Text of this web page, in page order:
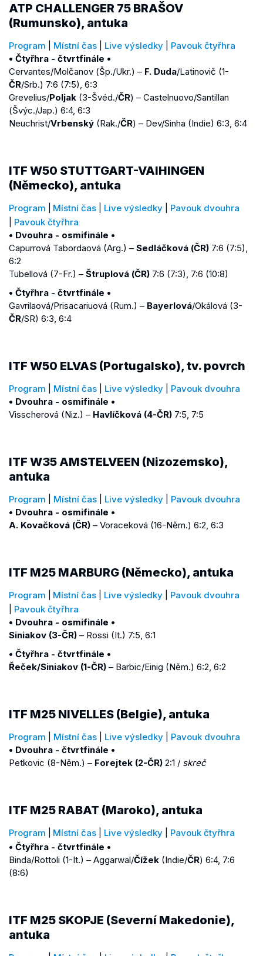
ATP CHALLENGER 75 BRAŠOV
(Rumunsko), antuka
Program Místní čas Live výsledky
Pavouk čtyřhra
• Čtyřhra - čtvrtfinále •
Cervantes/Molčanov (Šp./Ukr.) – F. Duda/Latinovič (1-
ČR/Srb.) 7:6 (7:5), 6:3
Grevelius/Poljak (3-Švéd./ČR) – Castelnuovo/Santillan
(Švýc./Jap.) 6:4, 6:3
Neuchrist/Vrbenský (Rak./ČR) – Dev/Sinha (Indie) 6:3, 6:4
ITF W50 STUTTGART-VAIHINGEN
(Německo), antuka
Program Místní čas Live výsledky
Pavouk dvouhra
Pavouk čtyřhra
• Dvouhra - osmifinále •
Capurrová Tabordaová (Arg.) – Sedláčková (ČR) 7:6 (7:5),
6:2
Tubellová (7-Fr.) – Štruplová (ČR) 7:6 (7:3), 7:6 (10:8)
• Čtyřhra - čtvrtfinále •
Gavrilaová/Prisacariuová (Rum.) – Bayerlová/Okálová (3-
ČR/SR) 6:3, 6:4
ITF W50 ELVAS (Portugalsko), tv. povrch
Program Místní čas Live výsledky
Pavouk dvouhra
• Dvouhra - osmifinále •
Visscherová (Niz.) – Havlíčková (4-ČR) 7:5, 7:5
ITF W35 AMSTELVEEN (Nizozemsko),
antuka
Program Místní čas Live výsledky
Pavouk dvouhra
• Dvouhra - osmifinále •
A. Kovačková (ČR) – Voraceková (16-Něm.) 6:2, 6:3
ITF M25 MARBURG (Německo), antuka
Program Místní čas Live výsledky
Pavouk dvouhra
Pavouk čtyřhra
• Dvouhra - osmifinále •
Siniakov (3-ČR) – Rossi (It.) 7:5, 6:1
• Čtyřhra - čtvrtfinále •
Řeček/Siniakov (1-ČR) – Barbic/Einig (Něm.) 6:2, 6:2
ITF M25 NIVELLES (Belgie), antuka
Program Místní čas Live výsledky
Pavouk dvouhra
• Dvouhra - čtvrtfinále •
Petkovic (8-Něm.) – Forejtek (2-ČR) 2:1 / skreč
ITF M25 RABAT (Maroko), antuka
Program Místní čas Live výsledky
Pavouk čtyřhra
• Čtyřhra - čtvrtfinále •
Binda/Rottoli (1-It.) – Aggarwal/Čížek (Indie/ČR) 6:4, 7:6
(8:6)
ITF M25 SKOPJE (Severní Makedonie),
antuka